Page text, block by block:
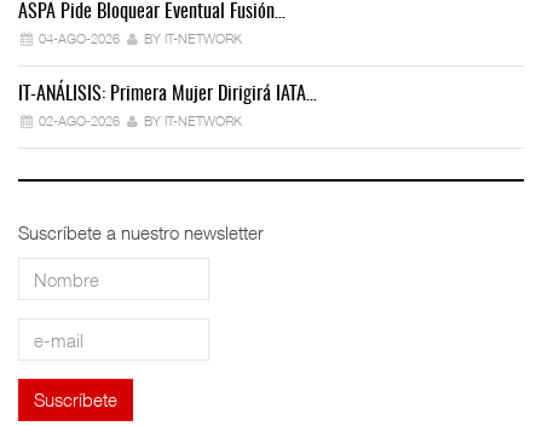
ASPA Pide Bloquear Eventual Fusión…
04-AGO-2026 BY IT-NETWORK
IT-ANÁLISIS: Primera Mujer Dirigirá IATA…
02-AGO-2026 BY IT-NETWORK
Suscríbete a nuestro newsletter